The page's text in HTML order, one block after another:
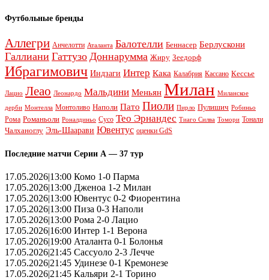
Футбольные бренды
Аллегри Анчелотти Аталанта Балотелли Беннасер Берлускони
Галлиани Гаттузо Доннарумма Жиру Зеедорф
Ибрагимович Индзаги Интер Кака Калабрия Кассано Кессье
Лацио Леао Леонардо Мальдини Меньян Милан Миланское
дерби Монтелла Монтоливо Наполи Пато Пиоли Пирло Пулишич Робиньо
Рома Романьоли Роналдиньо Сусо Тео Эрнандес Тиаго Силва Томори Тонали
Чалханоглу Эль-Шаарави Ювентус оценки GdS
Последние матчи Серии А — 37 тур
17.05.2026|13:00 Комо 1-0 Парма
17.05.2026|13:00 Дженоа 1-2 Милан
17.05.2026|13:00 Ювентус 0-2 Фиорентина
17.05.2026|13:00 Пиза 0-3 Наполи
17.05.2026|13:00 Рома 2-0 Лацио
17.05.2026|16:00 Интер 1-1 Верона
17.05.2026|19:00 Аталанта 0-1 Болонья
17.05.2026|21:45 Сассуоло 2-3 Лечче
17.05.2026|21:45 Удинезе 0-1 Кремонезе
17.05.2026|21:45 Кальяри 2-1 Торино